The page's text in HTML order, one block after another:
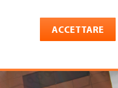
ACCETTARE